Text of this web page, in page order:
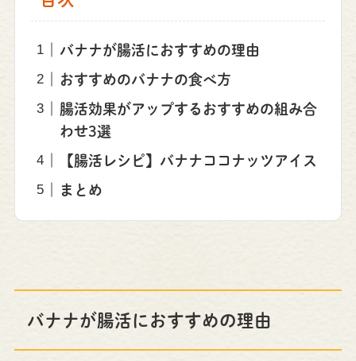
バナナが腸活におすすめの理由
おすすめのバナナの食べ方
腸活効果がアップするおすすめの組み合
わせ3選
【腸活レシピ】バナナココナッツアイス
まとめ
バナナが腸活におすすめの理由